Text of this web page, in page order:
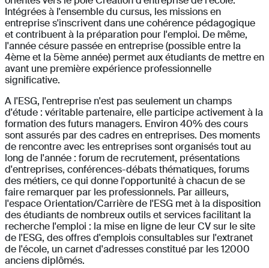
Intégrées à l'ensemble du cursus, les missions en
entreprise s'inscrivent dans une cohérence pédagogique
et contribuent à la préparation pour l'emploi. De même,
l'année césure passée en entreprise (possible entre la
4ème et la 5ème année) permet aux étudiants de mettre en
avant une première expérience professionnelle
significative.
A l'ESG, l'entreprise n'est pas seulement un champs
d'étude : véritable partenaire, elle participe activement à la
formation des futurs managers. Environ 40% des cours
sont assurés par des cadres en entreprises. Des moments
de rencontre avec les entreprises sont organisés tout au
long de l'année : forum de recrutement, présentations
d'entreprises, conférences-débats thématiques, forums
des métiers, ce qui donne l'opportunité à chacun de se
faire remarquer par les professionnels. Par ailleurs,
l'espace Orientation/Carrière de l'ESG met à la disposition
des étudiants de nombreux outils et services facilitant la
recherche l'emploi : la mise en ligne de leur CV sur le site
de l'ESG, des offres d'emplois consultables sur l'extranet
de l'école, un carnet d'adresses constitué par les 12000
anciens diplômés.